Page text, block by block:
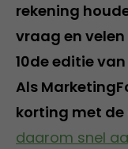
rekening
vraag en
10de editie
Als
korting met de
daarom snel